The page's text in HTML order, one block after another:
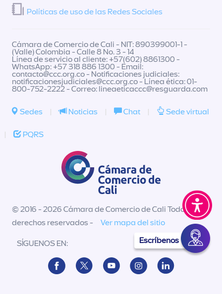
Escríbenos
Políticas de uso de las Redes Sociales
Cámara de Comercio de Cali - NIT: 890399001-1 -
(Valle) Colombia - Calle 8 No. 3 - 14
Línea de servicio al cliente: +57(602) 8861300 -
WhatsApp: +57 318 886 1300 - Email:
contacto@ccc.org.co- Notificaciones judiciales:
notificacionesjudiciales@ccc.org.co- Línea ética: 01-
800-752-2222 - Correo: lineaeticaccc@resguarda.com
Sedes | Noticias | Chat | Sede virtual
| PQRS
© 2016 - 2026 Cámara de Comercio de Cali Todos los
derechos reservados -
Ver mapa del sitio
SÍGUENOS EN: